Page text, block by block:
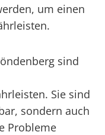
um einen
sind
Sie sind
sondern auch
Probleme